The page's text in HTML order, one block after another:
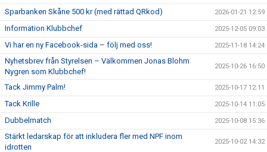
Sparbanken Skåne 500 kr (med rättad QRkod) 2026-01-21 12:59
Information Klubbchef 2025-12-05 09:03
Vi har en ny Facebook-sida – följ med oss! 2025-11-18 14:24
Nyhetsbrev från Styrelsen – Välkommen Jonas Blohm
Nygren som Klubbchef!
2025-10-26 16:50
Tack Jimmy Palm! 2025-10-17 12:11
Tack Krille 2025-10-14 11:05
Dubbelmatch 2025-10-08 15:36
Stärkt ledarskap för att inkludera fler med NPF inom
idrotten
2025-10-02 14:32